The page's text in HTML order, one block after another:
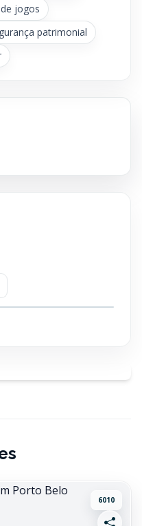
jogos
patrimonial
6010